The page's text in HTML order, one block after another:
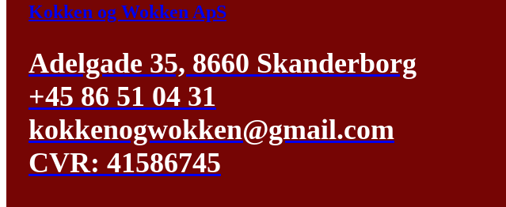
Kokken og Wokken ApS
Adelgade 35, 8660 Skanderborg
+45 86 51 04 31
kokkenogwokken@gmail.com
CVR: 41586745